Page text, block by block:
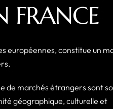
FRANCE
européennes, constitue un
de marchés étrangers sont
géographique, culturelle et